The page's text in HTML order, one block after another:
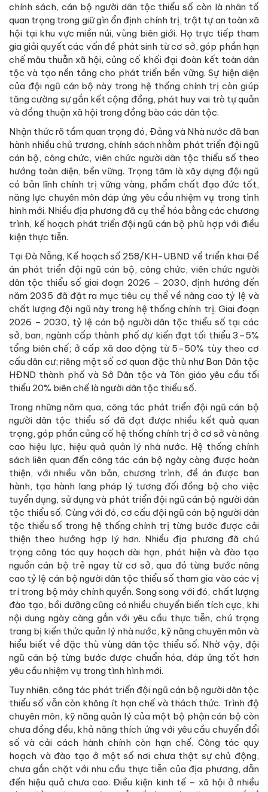
chính sách, cán bộ người dân tộc thiểu số còn là nhân tố
quan trọng trong giữ gìn ổn định chính trị, trật tự an toàn xã
hội tại khu vực miền núi, vùng biên giới. Họ trực tiếp tham
gia giải quyết các vấn đề phát sinh từ cơ sở, góp phần hạn
chế mâu thuẫn xã hội, củng cố khối đại đoàn kết toàn dân
tộc và tạo nền tảng cho phát triển bền vững. Sự hiện diện
của đội ngũ cán bộ này trong hệ thống chính trị còn giúp
tăng cường sự gắn kết cộng đồng, phát huy vai trò tự quản
và đồng thuận xã hội trong đồng bào các dân tộc.
Nhận thức rõ tầm quan trọng đó, Đảng và Nhà nước đã ban
hành nhiều chủ trương, chính sách nhằm phát triển đội ngũ
cán bộ, công chức, viên chức người dân tộc thiểu số theo
hướng toàn diện, bền vững. Trọng tâm là xây dựng đội ngũ
có bản lĩnh chính trị vững vàng, phẩm chất đạo đức tốt,
năng lực chuyên môn đáp ứng yêu cầu nhiệm vụ trong tình
hình mới. Nhiều địa phương đã cụ thể hóa bằng các chương
trình, kế hoạch phát triển đội ngũ cán bộ phù hợp với điều
kiện thực tiễn.
Tại Đà Nẵng, Kế hoạch số 258/KH-UBND về triển khai Đề
án phát triển đội ngũ cán bộ, công chức, viên chức người
dân tộc thiểu số giai đoạn 2026 – 2030, định hướng đến
năm 2035 đã đặt ra mục tiêu cụ thể về nâng cao tỷ lệ và
chất lượng đội ngũ này trong hệ thống chính trị. Giai đoạn
2026 – 2030, tỷ lệ cán bộ người dân tộc thiểu số tại các
sở, ban, ngành cấp thành phố dự kiến đạt tối thiểu 3–5%
tổng biên chế; ở cấp xã dao động từ 5–50% tùy theo cơ
cấu dân cư; riêng một số cơ quan đặc thù như Ban Dân tộc
HĐND thành phố và Sở Dân tộc và Tôn giáo yêu cầu tối
thiểu 20% biên chế là người dân tộc thiểu số.
Trong những năm qua, công tác phát triển đội ngũ cán bộ
người dân tộc thiểu số đã đạt được nhiều kết quả quan
trọng, góp phần củng cố hệ thống chính trị ở cơ sở và nâng
cao hiệu lực, hiệu quả quản lý nhà nước. Hệ thống chính
sách liên quan đến công tác cán bộ ngày càng được hoàn
thiện, với nhiều văn bản, chương trình, đề án được ban
hành, tạo hành lang pháp lý tương đối đồng bộ cho việc
tuyển dụng, sử dụng và phát triển đội ngũ cán bộ người dân
tộc thiểu số. Cùng với đó, cơ cấu đội ngũ cán bộ người dân
tộc thiểu số trong hệ thống chính trị từng bước được cải
thiện theo hướng hợp lý hơn. Nhiều địa phương đã chú
trọng công tác quy hoạch dài hạn, phát hiện và đào tạo
nguồn cán bộ trẻ ngay từ cơ sở, qua đó từng bước nâng
cao tỷ lệ cán bộ người dân tộc thiểu số tham gia vào các vị
trí trong bộ máy chính quyền. Song song với đó, chất lượng
đào tạo, bồi dưỡng cũng có nhiều chuyển biến tích cực, khi
nội dung ngày càng gắn với yêu cầu thực tiễn, chú trọng
trang bị kiến thức quản lý nhà nước, kỹ năng chuyên môn và
hiểu biết về đặc thù vùng dân tộc thiểu số. Nhờ vậy, đội
ngũ cán bộ từng bước được chuẩn hóa, đáp ứng tốt hơn
yêu cầu nhiệm vụ trong tình hình mới.
Tuy nhiên, công tác phát triển đội ngũ cán bộ người dân tộc
thiểu số vẫn còn không ít hạn chế và thách thức. Trình độ
chuyên môn, kỹ năng quản lý của một bộ phận cán bộ còn
chưa đồng đều, khả năng thích ứng với yêu cầu chuyển đổi
số và cải cách hành chính còn hạn chế. Công tác quy
hoạch và đào tạo ở một số nơi chưa thật sự chủ động,
chưa gắn chặt với nhu cầu thực tiễn của địa phương, dẫn
đến hiệu quả chưa cao. Điều kiện kinh tế – xã hội ở nhiều